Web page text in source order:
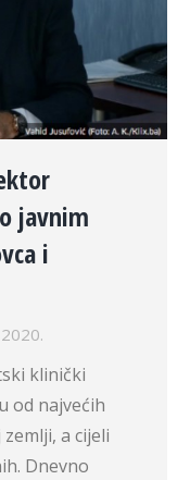
javnim
i
klinički
od najvećih
a cijeli
Dnevno